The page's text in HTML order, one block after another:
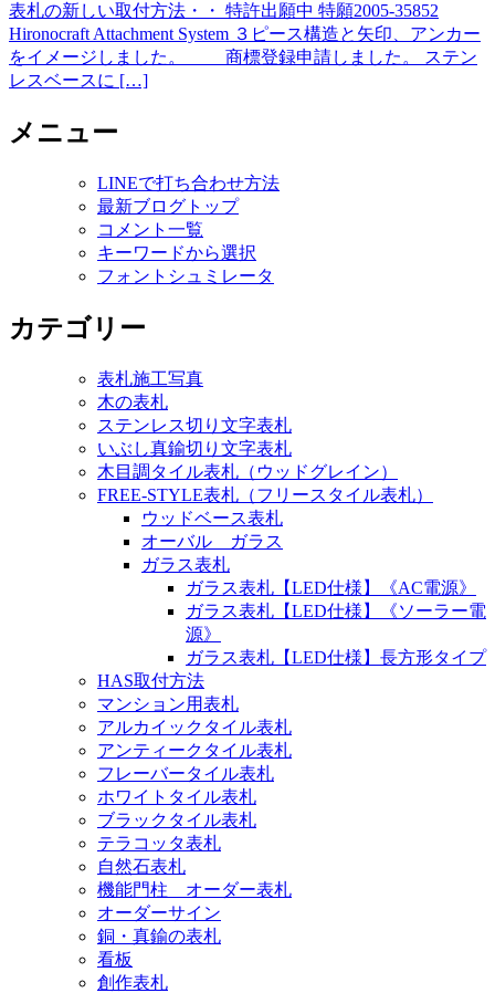
表札の新しい取付方法・・ 特許出願中 特願2005-35852
Hironocraft Attachment System ３ピース構造と矢印、アンカー
をイメージしました。 商標登録申請しました。 ステン
レスベースに […]
メニュー
LINEで打ち合わせ方法
最新ブログトップ
コメント一覧
キーワードから選択
フォントシュミレータ
カテゴリー
表札施工写真
木の表札
ステンレス切り文字表札
いぶし真鍮切り文字表札
木目調タイル表札（ウッドグレイン）
FREE-STYLE表札（フリースタイル表札）
ウッドベース表札
オーバル ガラス
ガラス表札
ガラス表札【LED仕様】《AC電源》
ガラス表札【LED仕様】《ソーラー電
源》
ガラス表札【LED仕様】長方形タイプ
HAS取付方法
マンション用表札
アルカイックタイル表札
アンティークタイル表札
フレーバータイル表札
ホワイトタイル表札
ブラックタイル表札
テラコッタ表札
自然石表札
機能門柱 オーダー表札
オーダーサイン
銅・真鍮の表札
看板
創作表札